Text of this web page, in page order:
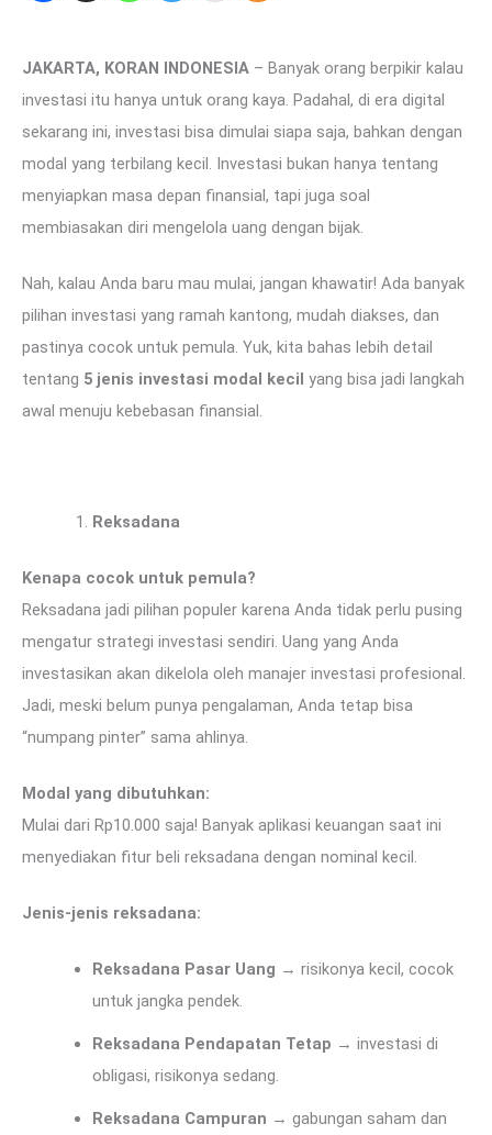
JAKARTA, KORAN INDONESIA – Banyak orang berpikir kalau
investasi itu hanya untuk orang kaya. Padahal, di era digital
sekarang ini, investasi bisa dimulai siapa saja, bahkan dengan
modal yang terbilang kecil. Investasi bukan hanya tentang
menyiapkan masa depan finansial, tapi juga soal
membiasakan diri mengelola uang dengan bijak.
Nah, kalau Anda baru mau mulai, jangan khawatir! Ada banyak
pilihan investasi yang ramah kantong, mudah diakses, dan
pastinya cocok untuk pemula. Yuk, kita bahas lebih detail
tentang 5 jenis investasi modal kecil yang bisa jadi langkah
awal menuju kebebasan finansial.
Reksadana
Kenapa cocok untuk pemula?
Reksadana jadi pilihan populer karena Anda tidak perlu pusing
mengatur strategi investasi sendiri. Uang yang Anda
investasikan akan dikelola oleh manajer investasi profesional.
Jadi, meski belum punya pengalaman, Anda tetap bisa
“numpang pinter” sama ahlinya.
Modal yang dibutuhkan:
Mulai dari Rp10.000 saja! Banyak aplikasi keuangan saat ini
menyediakan fitur beli reksadana dengan nominal kecil.
Jenis-jenis reksadana:
Reksadana Pasar Uang → risikonya kecil, cocok
untuk jangka pendek.
Reksadana Pendapatan Tetap → investasi di
obligasi, risikonya sedang.
Reksadana Campuran → gabungan saham dan